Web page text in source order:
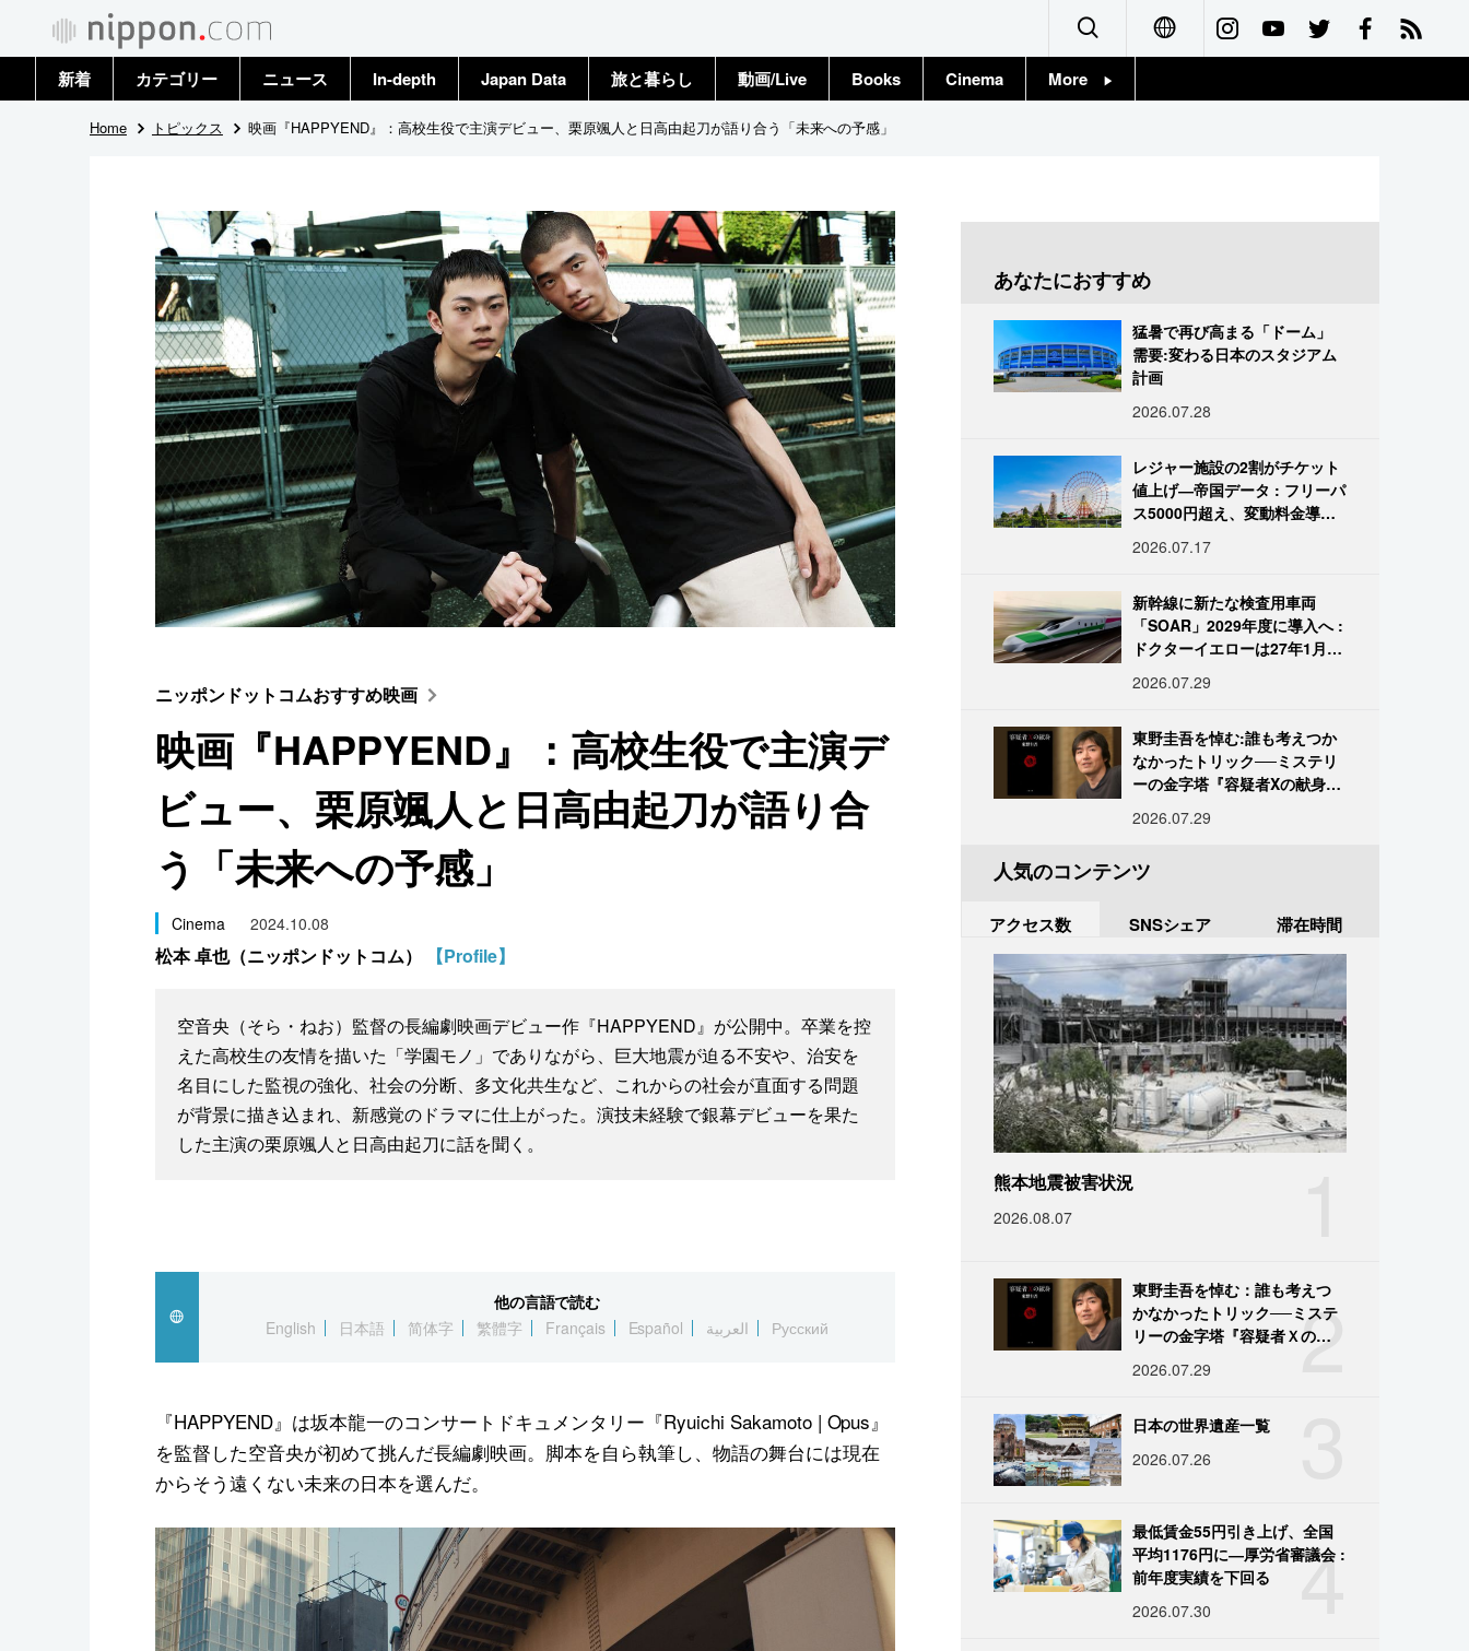
العربية
Русский
新着 カテゴリー
政治・外交
国際
社会
文化
科学・技術
暮らし
スポーツ・東京2020
ニュース
トップ
In-depth Japan Data 旅と暮らし 動画/Live Books Cinema More
東京
お知らせ
Home トピックス 映画『HAPPYEND』：高校生役で主演デビュー、栗原颯人と日高由起刀が語り合う「未来への予感」
ニッポンドットコムおすすめ映画
映画『HAPPYEND』：高校生役で主演デ
ビュー、栗原颯人と日高由起刀が語り合
う「未来への予感」
Cinema 2024.10.08
松本 卓也（ニッポンドットコム） 【Profile】
空音央（そら・ねお）監督の長編劇映画デビュー作『HAPPYEND』が公開中。卒業を控
えた高校生の友情を描いた「学園モノ」でありながら、巨大地震が迫る不安や、治安を
名目にした監視の強化、社会の分断、多文化共生など、これからの社会が直面する問題
が背景に描き込まれ、新感覚のドラマに仕上がった。演技未経験で銀幕デビューを果た
した主演の栗原颯人と日高由起刀に話を聞く。
他の言語で読む
English
日本語 简体字 繁體字 Français Español العربية Русский
『HAPPYEND』は坂本龍一のコンサートドキュメンタリー『Ryuichi Sakamoto | Opus』
を監督した空音央が初めて挑んだ長編劇映画。脚本を自ら執筆し、物語の舞台には現在
からそう遠くない未来の日本を選んだ。
あなたにおすすめ
猛暑で再び高まる「ドーム」
需要:変わる日本のスタジアム
計画
2026.07.28
レジャー施設の2割がチケット
値上げ―帝国データ : フリーパ
ス5000円超え、変動料金導入
2026.07.17
新幹線に新たな検査用車両
「SOAR」2029年度に導入へ :
ドクターイエローは27年1月に
2026.07.29
東野圭吾を悼む:誰も考えつか
なかったトリック──ミステリ
ーの金字塔『容疑者Xの献身』
2026.07.29
人気のコンテンツ
アクセス数 SNSシェア 滞在時間
熊本地震被害状況
2026.08.07
2
東野圭吾を悼む：誰も考えつ
かなかったトリック──ミステ
リーの金字塔『容疑者Ｘの献
2026.07.29
日本の世界遺産一覧
2026.07.26
4
最低賃金55円引き上げ、全国
平均1176円に―厚労省審議会 :
前年度実績を下回る
2026.07.30